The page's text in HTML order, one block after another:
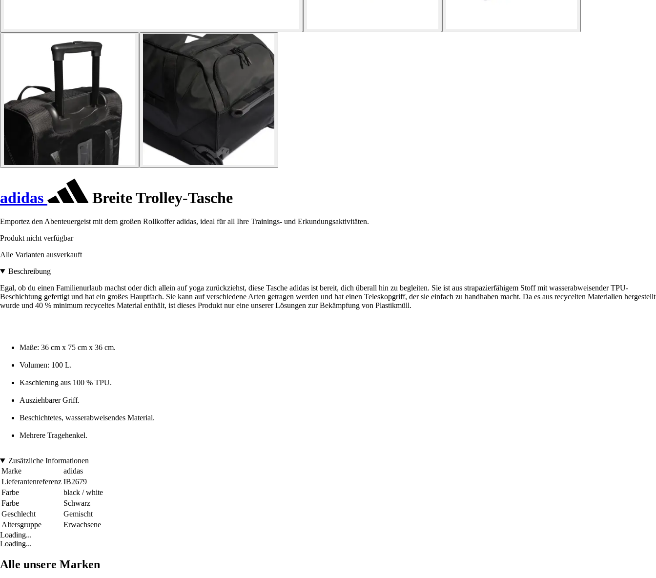
adidas Breite Trolley-Tasche
Emportez den Abenteuergeist mit dem großen Rollkoffer adidas, ideal für all Ihre Trainings- und Erkundungsaktivitäten.
Produkt nicht verfügbar
Alle Varianten ausverkauft
Beschreibung
Egal, ob du einen Familienurlaub machst oder dich allein auf yoga zurückziehst, diese Tasche adidas ist bereit, dich überall hin zu begleiten. Sie ist aus strapazierfähigem Stoff mit wasserabweisender TPU-
Beschichtung gefertigt und hat ein großes Hauptfach. Sie kann auf verschiedene Arten getragen werden und hat einen Teleskopgriff, der sie einfach zu handhaben macht. Da es aus recycelten Materialien hergestellt
wurde und 40 % minimum recyceltes Material enthält, ist dieses Produkt nur eine unserer Lösungen zur Bekämpfung von Plastikmüll.
Maße: 36 cm x 75 cm x 36 cm.
Volumen: 100 L.
Kaschierung aus 100 % TPU.
Ausziehbarer Griff.
Beschichtetes, wasserabweisendes Material.
Mehrere Tragehenkel.
Zusätzliche Informationen
Marke
adidas
Lieferantenreferenz IB2679
Farbe
black / white
Farbe
Schwarz
Geschlecht
Gemischt
Altersgruppe
Erwachsene
Loading...
Loading...
Alle unsere Marken